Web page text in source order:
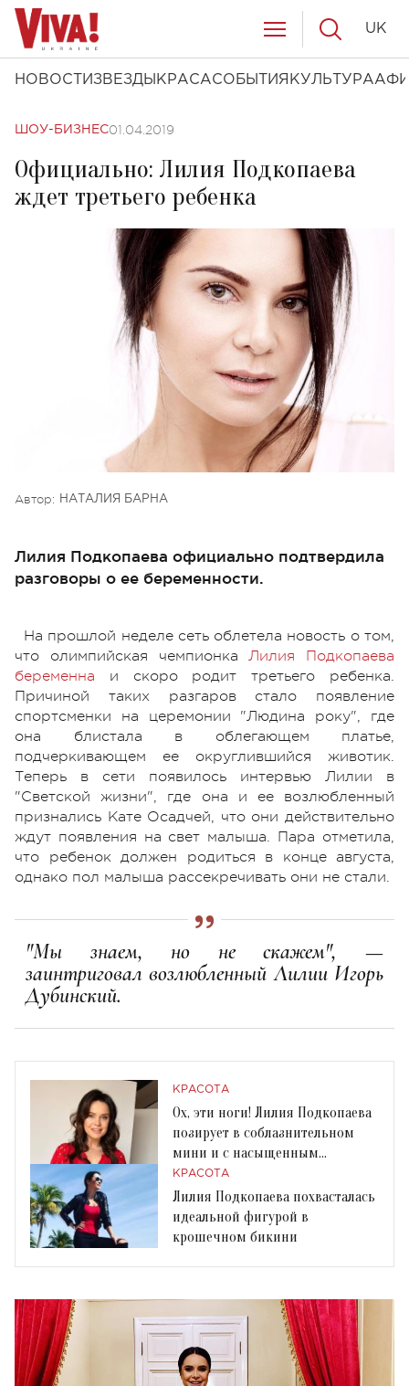
НОВОСТИ ЗВЕЗДЫ КРАСАСОБЫТИЯ КУЛЬТУРА
UK
ШОУ-БИЗНЕС01.04.2019
Официально: Лилия Подкопаева
ждет третьего ребенка
Автор: НАТАЛИЯ БАРНА
Лилия Подкопаева официально подтвердила
разговоры о ее беременности.
На прошлой неделе сеть облетела новость о том,
что олимпийская чемпионкаЛилия Подкопаева
беременна и скоро родит третьего ребенка.
Причиной таких разгаров стало появление
спортсменки на церемонии "Людина року", где
она блистала в облегающем платье,
подчеркивающем ее округлившийся животик.
Теперь в сети появилось интервью Лилии в
"Светской жизни", где она и ее возлюбленный
признались Кате Осадчей, что они действительно
ждут появления на свет малыша. Пара отметила,
что ребенок должен родиться в конце августа,
однако пол малыша рассекречивать они не стали.
"Мы знаем, но не скажем", —
заинтриговал возлюбленный Лилии Игорь
Дубинский.
КРАСОТА
Ох, эти ноги! Лилия Подкопаева
позирует в соблазнительном
мини и с насыщенным
макияжем
КРАСОТА
Лилия Подкопаева похвасталась
идеальной фигурой в
крошечном бикини